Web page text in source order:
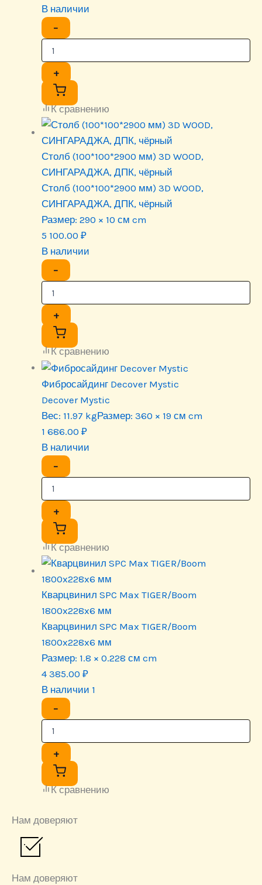
В наличии
−
+
К сравнению
Столб (100*100*2900 мм) 3D WOOD,
СИНГАРАДЖА, ДПК, чёрный
Столб (100*100*2900 мм) 3D WOOD,
СИНГАРАДЖА, ДПК, чёрный
Размер: 290 × 10 см cm
5 100.00 ₽
В наличии
−
+
К сравнению
Фибросайдинг Decover Mystic
Decover Mystic
Вес: 11.97 kgРазмер: 360 × 19 см cm
1 686.00 ₽
В наличии
−
+
К сравнению
Кварцвинил SPC Max TIGER/Boom
1800x228x6 мм
Кварцвинил SPC Max TIGER/Boom
1800x228x6 мм
Размер: 1.8 × 0.228 см cm
4 385.00 ₽
В наличии 1
−
+
К сравнению
Нам доверяют
Нам доверяют